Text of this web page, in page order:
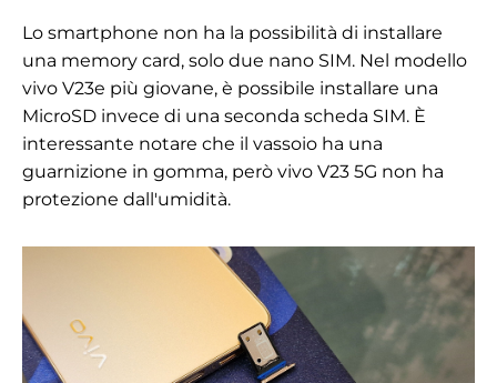
Lo smartphone non ha la possibilità di installare
una memory card, solo due nano SIM. Nel modello
vivo V23e più giovane, è possibile installare una
MicroSD invece di una seconda scheda SIM. È
interessante notare che il vassoio ha una
guarnizione in gomma, però vivo V23 5G non ha
protezione dall'umidità.